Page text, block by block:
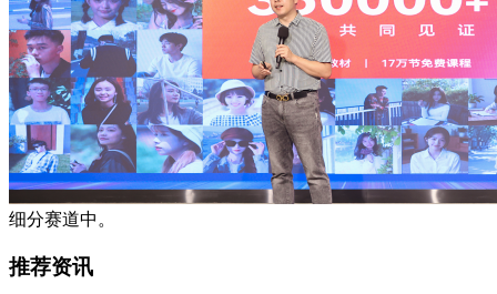
细分赛道中。
推荐资讯